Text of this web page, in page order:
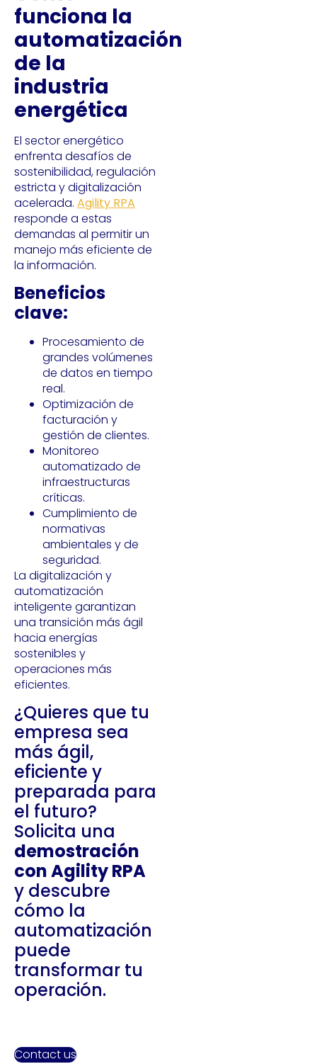
funciona la
automatización
de la
industria
energética
El sector energético
enfrenta desafíos de
sostenibilidad, regulación
estricta y digitalización
acelerada. Agility RPA
responde a estas
demandas al permitir un
manejo más eficiente de
la información.
Beneficios
clave:
Procesamiento de
grandes volúmenes
de datos en tiempo
real.
Optimización de
facturación y
gestión de clientes.
Monitoreo
automatizado de
infraestructuras
críticas.
Cumplimiento de
normativas
ambientales y de
seguridad.
La digitalización y
automatización
inteligente garantizan
una transición más ágil
hacia energías
sostenibles y
operaciones más
eficientes.
¿Quieres que tu
empresa sea
más ágil,
eficiente y
preparada para
el futuro?
Solicita una
demostración
con Agility RPA
y descubre
cómo la
automatización
puede
transformar tu
operación.
Contact us